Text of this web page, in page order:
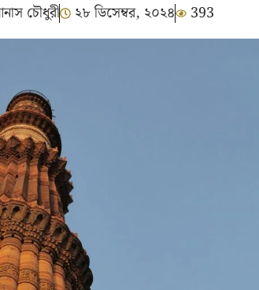
চৌধুরী ২৮ ডিসেম্বর, ২০২৪ 393